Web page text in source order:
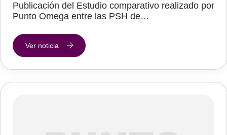
Publicación del Estudio comparativo realizado por
Punto Omega entre las PSH de…
Ver noticia